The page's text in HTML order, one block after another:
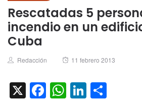
Rescatadas 5
incendio en un
Cuba
Author
Redacción
Posted
11 febrero 2013
X Facebook
WhatsApp
LinkedIn